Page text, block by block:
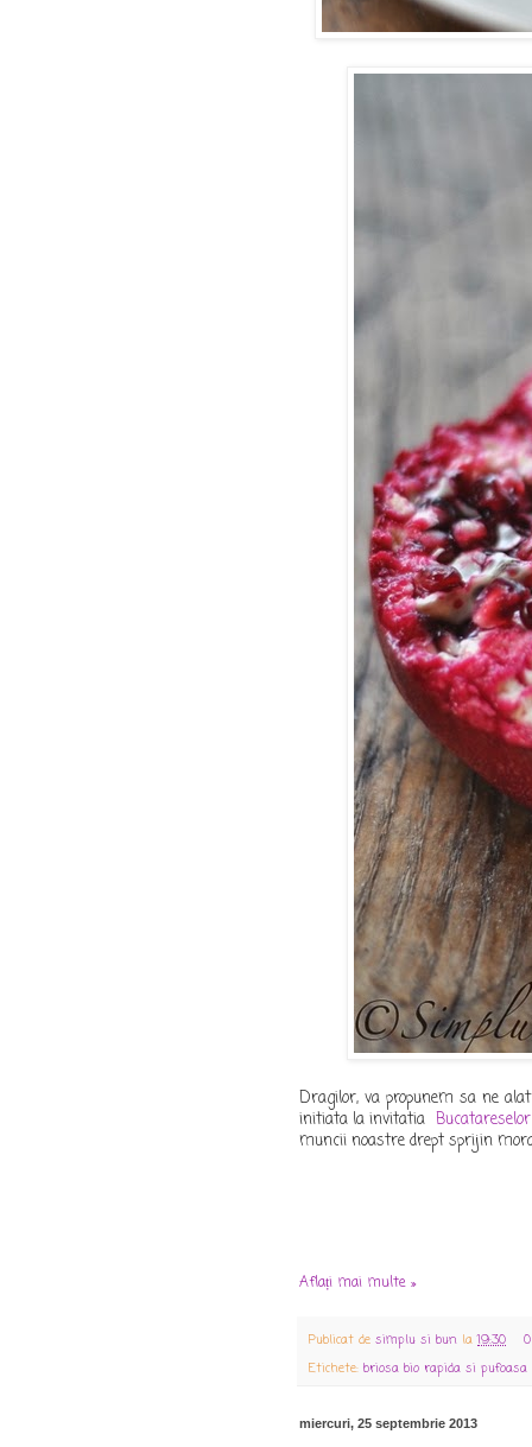
Dragilor, va propunem sa ne
initiata la invitatia
muncii noastre drept sprijin
Aflați mai multe »
Publicat de simplu si bun la19:30
Etichete: briosa bio rapida si
miercuri, 25 septembrie 2013